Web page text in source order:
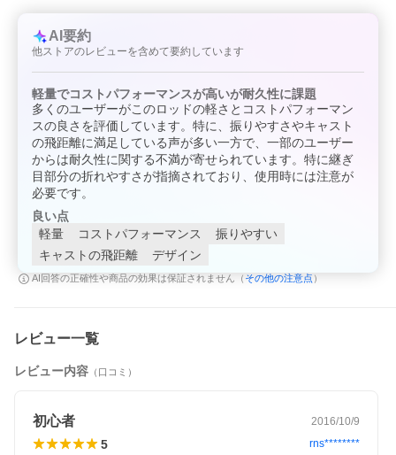
はご発送出来る様に努めさせていただいており
ます。お急ぎの際は事前にお問合わせ下さい。
沖縄県を含む離島地域へのご発送送料について
沖縄県及び配送業者の定めます離島部に該当す
る地域につきましては、お荷物のサイズにより
追加送料が発生致します。送料無料商品、購入
金額による送料サービスにつきましては対象外
とさせていただきます。
追加送料を含んだ合計金額につきましては、当
社受付後に金額訂正の上、受付確認メールにて
ご案内させていただきます。尚、メール便での
ご発送につきましては他の地域と同一料金、サ
ービスにてご利用いただけます。
AI要約
他ストアのレビューを含めて要約しています
軽量でコストパフォーマンスが高いが耐久性に課題
多くのユーザーがこのロッドの軽さとコストパフォーマン
スの良さを評価しています。特に、振りやすさやキャスト
の飛距離に満足している声が多い一方で、一部のユーザー
からは耐久性に関する不満が寄せられています。特に継ぎ
目部分の折れやすさが指摘されており、使用時には注意が
必要です。
良い点
軽量
コストパフォーマンス
振りやすい
キャストの飛距離
デザイン
AI回答の正確性や商品の効果は保証されません（ その他の注意点 ）
レビュー一覧
レビュー内容 （口コミ）
初心者 2016/10/9
5 rns********